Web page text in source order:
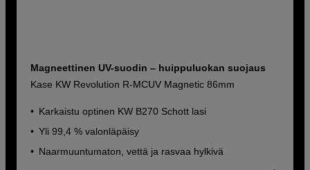
Magneettinen UV-suodin – huippuluokan suojaus
Kase KW Revolution R-MCUV Magnetic 86mm
Karkaistu optinen KW B270 Schott lasi
Yli 99,4 % valonläpäisy
Naarmuuntumaton, vettä ja rasvaa hylkivä